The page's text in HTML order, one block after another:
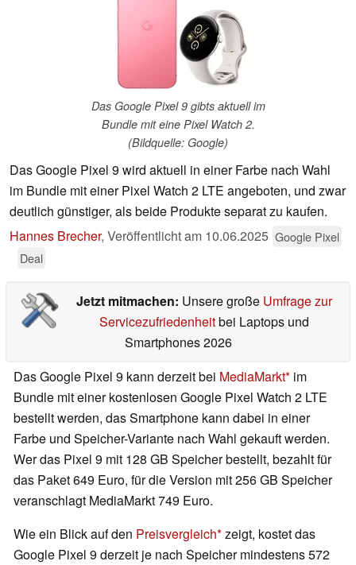
Das Google Pixel 9 gibts aktuell im
Bundle mit eine Pixel Watch 2.
(Bildquelle: Google)
Das Google Pixel 9 wird aktuell in einer Farbe nach Wahl
im Bundle mit einer Pixel Watch 2 LTE angeboten, und zwar
deutlich günstiger, als beide Produkte separat zu kaufen.
Hannes Brecher, Veröffentlicht am 10.06.2025 Google Pixel
Deal
Jetzt mitmachen: Unsere große Umfrage zur
Servicezufriedenheitbei Laptops und
Smartphones 2026
Das Google Pixel 9 kann derzeit bei MediaMarkt im
Bundle mit einer kostenlosen Google Pixel Watch 2 LTE
bestellt werden, das Smartphone kann dabei in einer
Farbe und Speicher-Variante nach Wahl gekauft werden.
Wer das Pixel 9 mit 128 GB Speicher bestellt, bezahlt für
das Paket 649 Euro, für die Version mit 256 GB Speicher
veranschlagt MediaMarkt 749 Euro.
Wie ein Blick auf den Preisvergleich zeigt, kostet das
Google Pixel 9 derzeit je nach Speicher mindestens 572